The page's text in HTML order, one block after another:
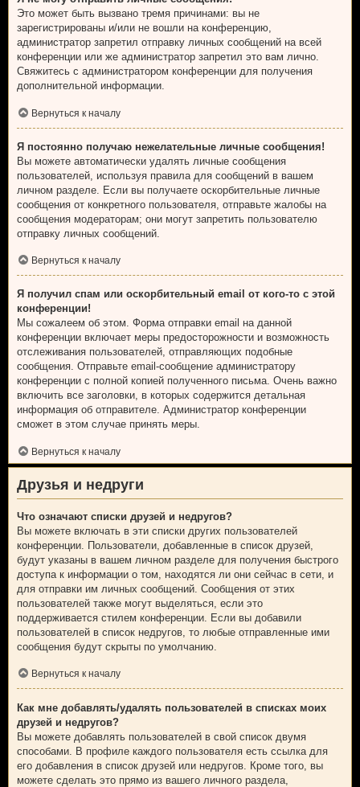
Это может быть вызвано тремя причинами: вы не
зарегистрированы и/или не вошли на конференцию,
администратор запретил отправку личных сообщений на всей
конференции или же администратор запретил это вам лично.
Свяжитесь с администратором конференции для получения
дополнительной информации.
Вернуться к началу
Я постоянно получаю нежелательные личные сообщения!
Вы можете автоматически удалять личные сообщения
пользователей, используя правила для сообщений в вашем
личном разделе. Если вы получаете оскорбительные личные
сообщения от конкретного пользователя, отправьте жалобы на
сообщения модераторам; они могут запретить пользователю
отправку личных сообщений.
Вернуться к началу
Я получил спам или оскорбительный email от кого-то с этой
конференции!
Мы сожалеем об этом. Форма отправки email на данной
конференции включает меры предосторожности и возможность
отслеживания пользователей, отправляющих подобные
сообщения. Отправьте email-сообщение администратору
конференции с полной копией полученного письма. Очень важно
включить все заголовки, в которых содержится детальная
информация об отправителе. Администратор конференции
сможет в этом случае принять меры.
Вернуться к началу
Друзья и недруги
Что означают списки друзей и недругов?
Вы можете включать в эти списки других пользователей
конференции. Пользователи, добавленные в список друзей,
будут указаны в вашем личном разделе для получения быстрого
доступа к информации о том, находятся ли они сейчас в сети, и
для отправки им личных сообщений. Сообщения от этих
пользователей также могут выделяться, если это
поддерживается стилем конференции. Если вы добавили
пользователей в список недругов, то любые отправленные ими
сообщения будут скрыты по умолчанию.
Вернуться к началу
Как мне добавлять/удалять пользователей в списках моих
друзей и недругов?
Вы можете добавлять пользователей в свой список двумя
способами. В профиле каждого пользователя есть ссылка для
его добавления в список друзей или недругов. Кроме того, вы
можете сделать это прямо из вашего личного раздела,